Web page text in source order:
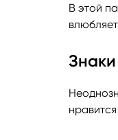
В этой